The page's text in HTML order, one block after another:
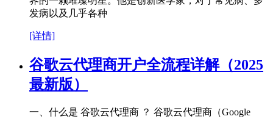
发病以及几乎各种
[详情]
谷歌云代理商开户全流程详解（2025
最新版）
一、什么是 谷歌云代理商 ？ 谷歌云代理商（Google